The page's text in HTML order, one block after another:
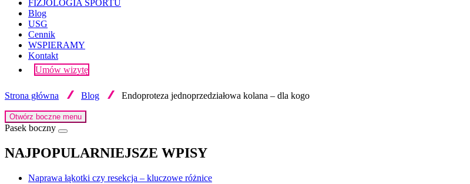
FIZJOLOGIA SPORTU
Blog
USG
Cennik
WSPIERAMY
Kontakt
Umów wizytę
Strona główna Blog Endoproteza jednoprzedziałowa kolana – dla kogo
Otwórz boczne menu
Pasek boczny
NAJPOPULARNIEJSZE WPISY
Naprawa łąkotki czy resekcja – kluczowe różnice